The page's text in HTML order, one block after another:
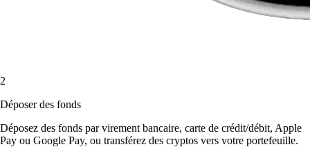
2
Déposer des fonds
Déposez des fonds par virement bancaire, carte de crédit/débit, Apple
Pay ou Google Pay, ou transférez des cryptos vers votre portefeuille.